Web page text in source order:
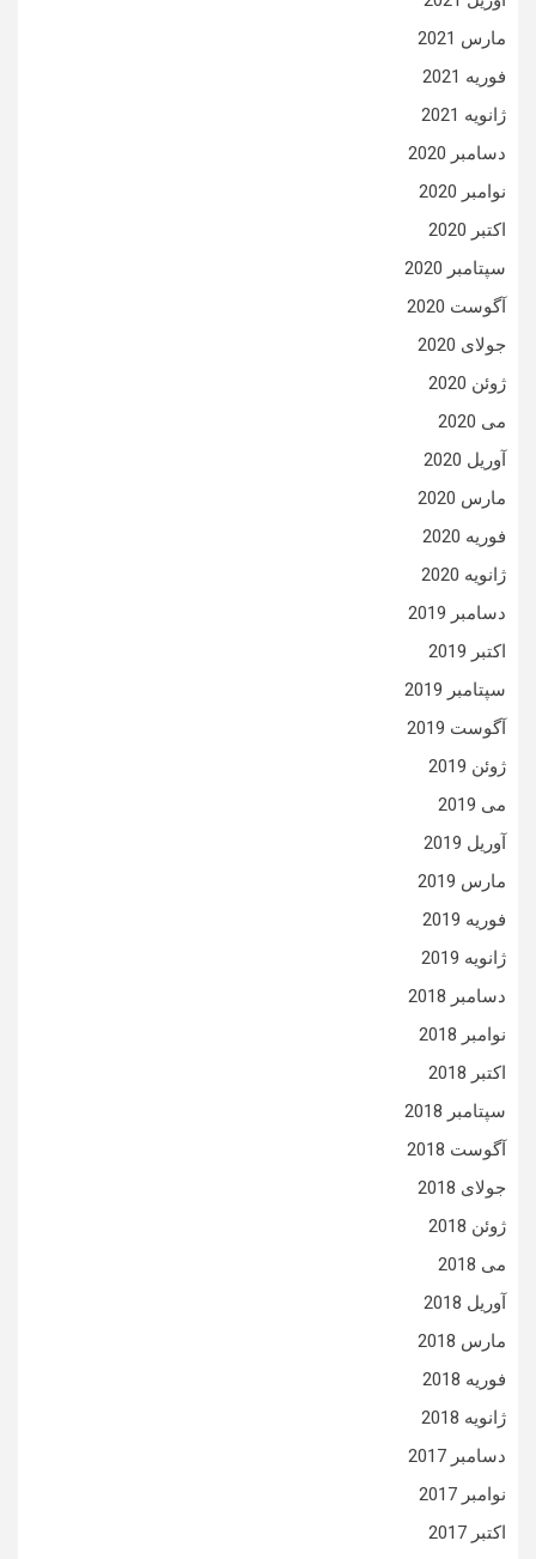
مارس 2021
فوریه 2021
ژانویه 2021
دسامبر 2020
نوامبر 2020
اکتبر 2020
سپتامبر 2020
آگوست 2020
جولای 2020
ژوئن 2020
می 2020
آوریل 2020
مارس 2020
فوریه 2020
ژانویه 2020
دسامبر 2019
اکتبر 2019
سپتامبر 2019
آگوست 2019
ژوئن 2019
می 2019
آوریل 2019
مارس 2019
فوریه 2019
ژانویه 2019
دسامبر 2018
نوامبر 2018
اکتبر 2018
سپتامبر 2018
آگوست 2018
جولای 2018
ژوئن 2018
می 2018
آوریل 2018
مارس 2018
فوریه 2018
ژانویه 2018
دسامبر 2017
نوامبر 2017
اکتبر 2017